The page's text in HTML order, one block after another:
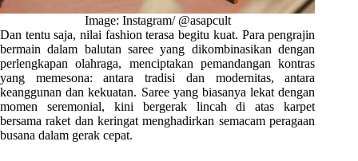
Image: Instagram/ @asapcult
Dan tentu saja, nilai fashion terasa begitu kuat. Para pengrajin
bermain dalam balutan saree yang dikombinasikan dengan
perlengkapan olahraga, menciptakan pemandangan kontras
yang memesona: antara tradisi dan modernitas, antara
keanggunan dan kekuatan. Saree yang biasanya lekat dengan
momen seremonial, kini bergerak lincah di atas karpet
bersama raket dan keringat menghadirkan semacam peragaan
busana dalam gerak cepat.